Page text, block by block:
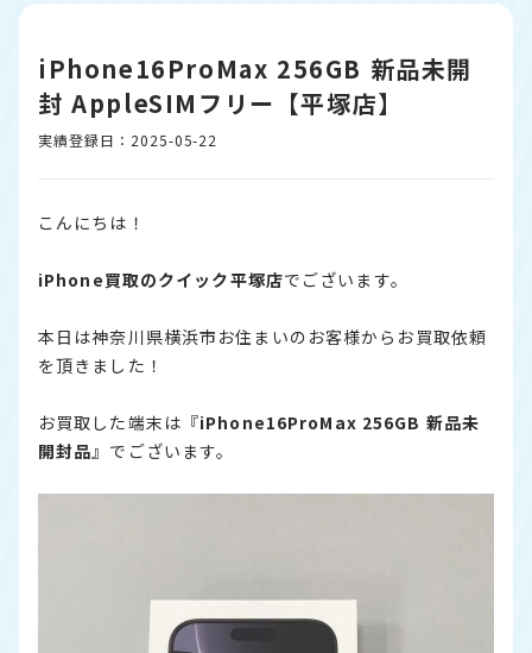
iPhone16ProMax 256GB 新品未開
封 AppleSIMフリー【平塚店】
実績登録日：2025-05-22
こんにちは！
iPhone買取のクイック平塚店でございます。
本日は神奈川県横浜市お住まいのお客様からお買取依頼
を頂きました！
お買取した端末は『iPhone16ProMax 256GB 新品未
開封品』でございます。